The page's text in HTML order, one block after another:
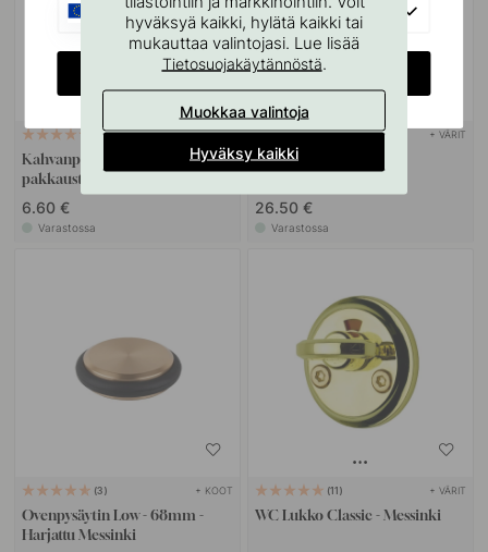
22
Kahvanpehmusteet - Musta 3
pakkausta
6.60 €
Varastossa
14 + VÄRIT
Ovenpysäytin Dexter -
26.50 €
Varastossa
3 + KOOT
Ovenpysäytin Low - 68mm -
Harjattu Messinki
11 + VÄRIT
WC Lukko Classic - Messinki
hyväksyä kaikki, hylätä kaikki tai
mukauttaa valintojasi. Lue lisää
Tietosuojakäytännöstä.
Muokkaa valintoja
Hyväksy kaikki
EU
CHANGE COUNTRY